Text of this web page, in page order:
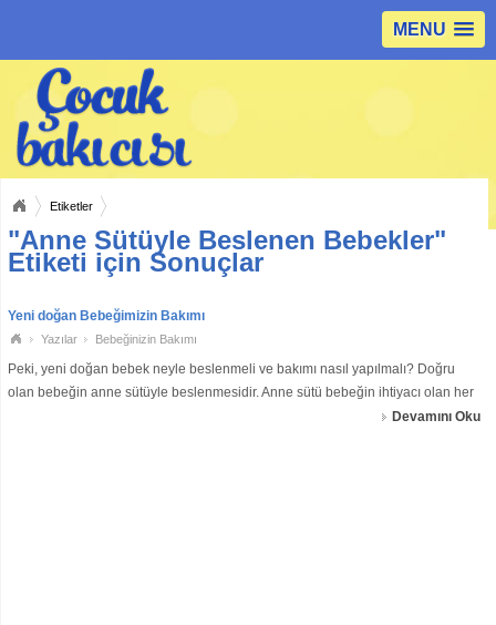
MENU
Etiketler
"Anne Sütüyle Beslenen Bebekler"
Etiketi için Sonuçlar
Yeni doğan Bebeğimizin Bakımı
Yazılar Bebeğinizin Bakımı
Peki, yeni doğan bebek neyle beslenmeli ve bakımı nasıl yapılmalı? Doğru
olan bebeğin anne sütüyle beslenmesidir. Anne sütü bebeğin ihtiyacı olan her
türlü besin maddesine sahip tek gıdadır. Doğumdan hemen sonra bebeğe
Devamını Oku